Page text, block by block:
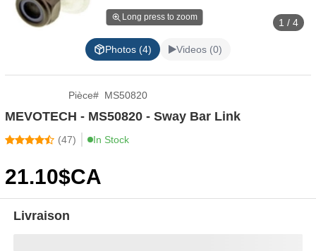
Long press to zoom 1 / 4
Photos (4) Videos (0)
Pièce# MS50820
MEVOTECH - MS50820 - Sway Bar Link
(47) In Stock
21.10$CA
Livraison